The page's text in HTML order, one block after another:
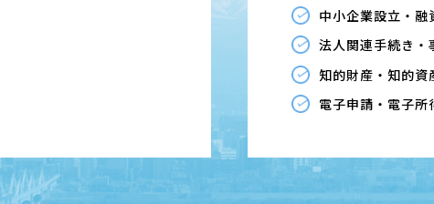
中小企業設立・融
法人関連手続き・
知的財産・知的資
電子申請・電子所